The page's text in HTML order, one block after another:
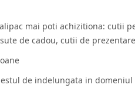
mai poti achizitiona: cutii
de cadou, cutii de
de indelungata in